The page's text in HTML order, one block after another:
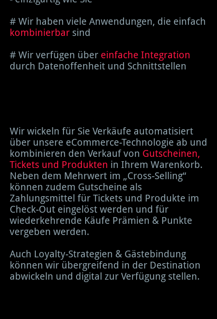
# Wir haben viele Anwendungen, die einfach
kombinierbar sind
# Wir verfügen über einfache Integration
durch Datenoffenheit und Schnittstellen
Wir wickeln für Sie Verkäufe automatisiert
über unsere eCommerce-Technologie ab und
kombinieren den Verkauf von Gutscheinen,
Tickets und Produkten in Ihrem Warenkorb.
Neben dem Mehrwert im „Cross-Selling“
können zudem Gutscheine als
Zahlungsmittel für Tickets und Produkte im
Check-Out eingelöst werden und für
wiederkehrende Käufe Prämien & Punkte
vergeben werden.
Auch Loyalty-Strategien & Gästebindung
können wir übergreifend in der Destination
abwickeln und digital zur Verfügung stellen.